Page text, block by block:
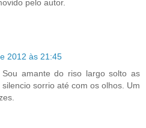
pelo autor.
2012 às 21:45
amante do riso largo solto as
sorrio até com os olhos. Um